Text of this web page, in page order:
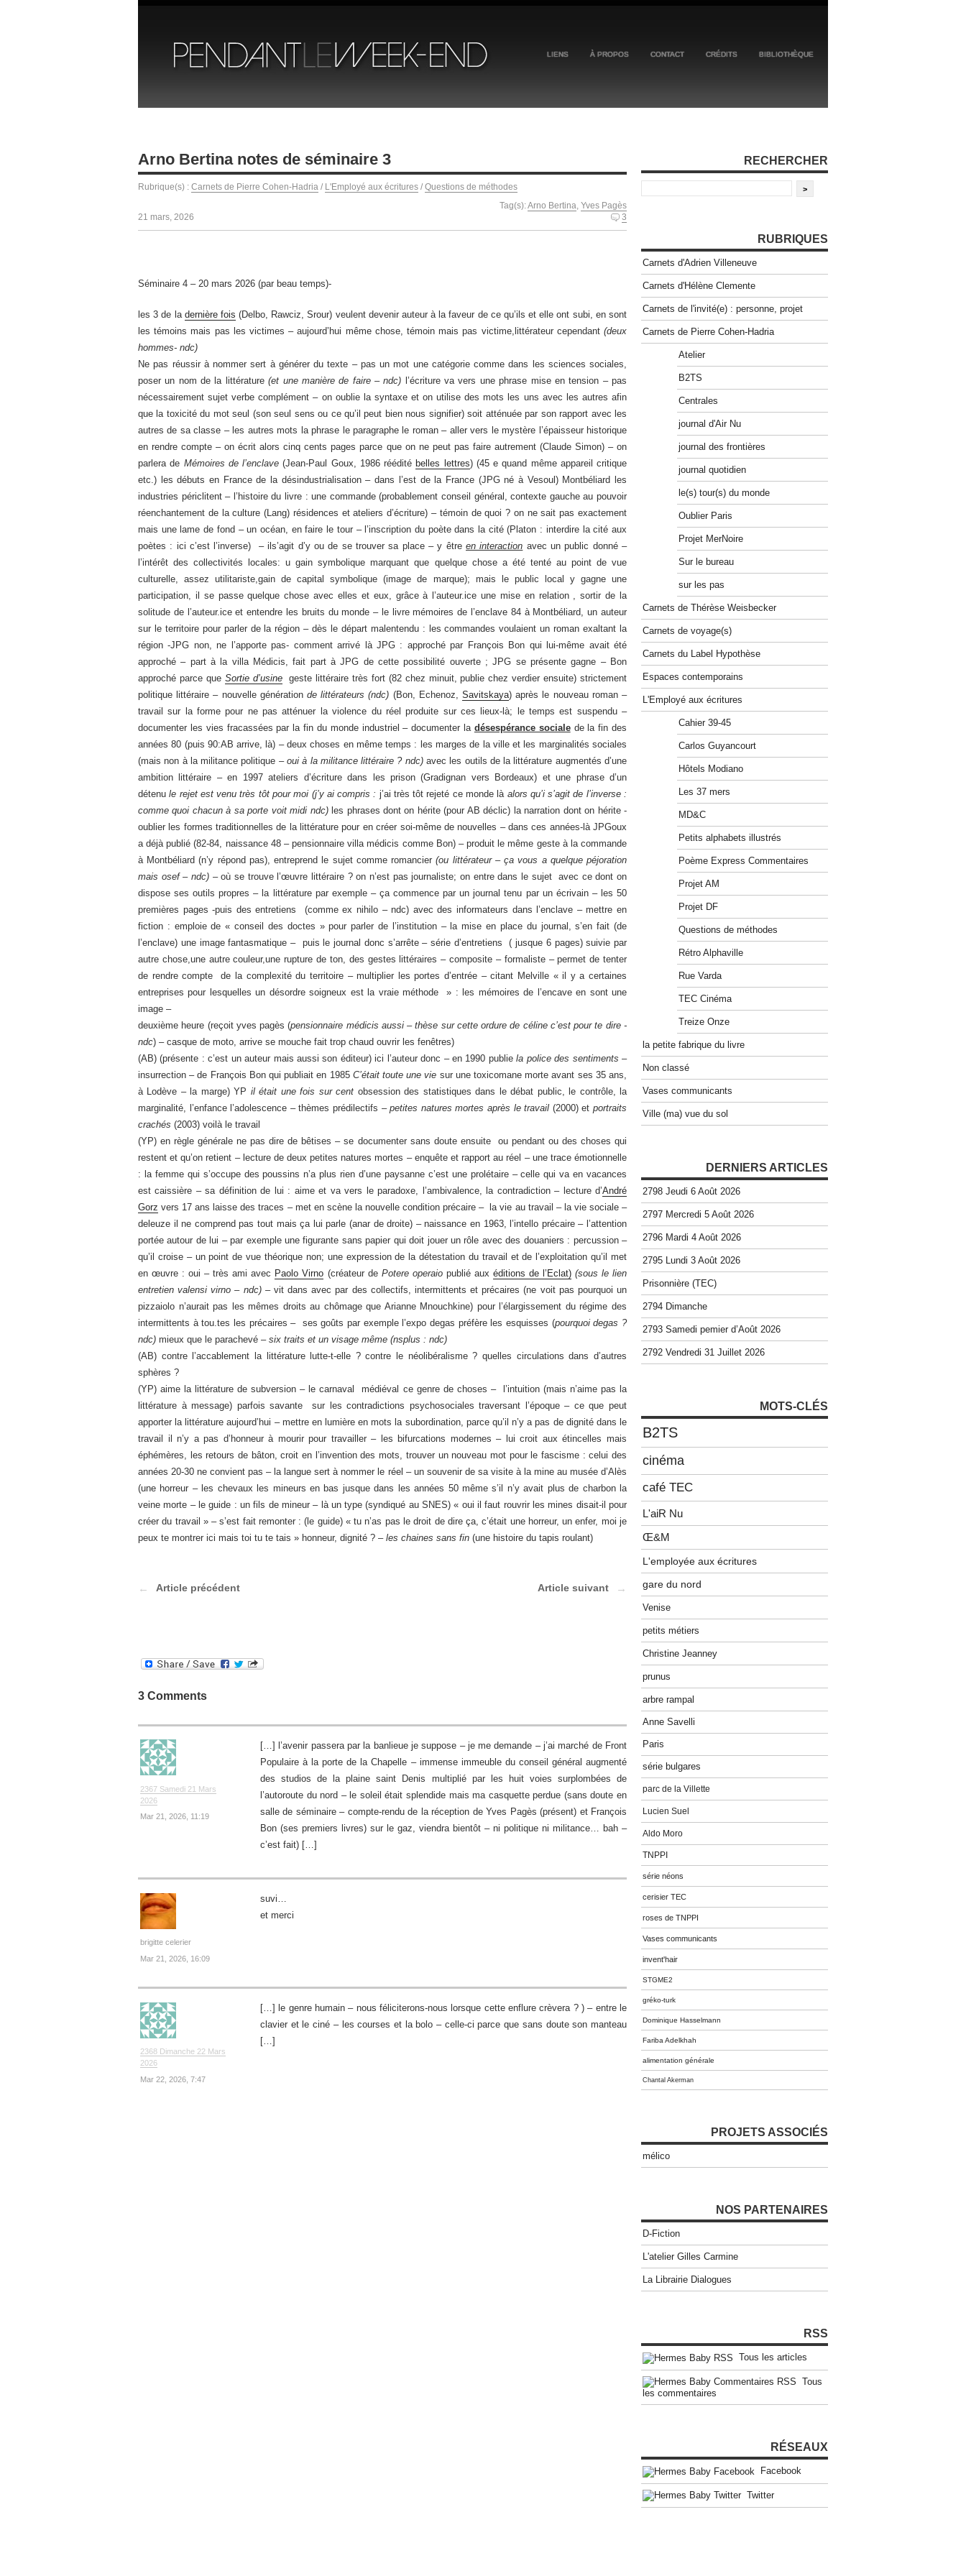
LIENS À PROPOS CONTACT CRÉDITS BIBLIOTHÈQUE
Arno Bertina notes de séminaire 3
Rubrique(s) : Carnets de Pierre Cohen-Hadria / L'Employé aux écritures / Questions de méthodes
Tag(s):Arno Bertina, Yves Pagès
21 mars, 2026
3
Séminaire 4 – 20 mars 2026 (par beau temps)-
les 3 de la dernière fois (Delbo, Rawciz, Srour) veulent devenir auteur à la faveur de ce qu’ils et elle ont subi, en sont
les témoins mais pas les victimes – aujourd’hui même chose, témoin mais pas victime,littérateur cependant (deux
hommes- ndc)
Ne pas réussir à nommer sert à générer du texte – pas un mot une catégorie comme dans les sciences sociales,
poser un nom de la littérature(et une manière de faire – ndc) l’écriture va vers une phrase mise en tension – pas
nécessairement sujet verbe complément – on oublie la syntaxe et on utilise des mots les uns avec les autres afin
que la toxicité du mot seul (son seul sens ou ce qu’il peut bien nous signifier) soit atténuée par son rapport avec les
autres de sa classe – les autres mots la phrase le paragraphe le roman – aller vers le mystère l’épaisseur historique
en rendre compte – on écrit alors cinq cents pages parce que on ne peut pas faire autrement (Claude Simon) – on
parlera de Mémoires de l’enclave (Jean-Paul Goux, 1986 réédité belles lettres) (45 e quand même appareil critique
etc.) les débuts en France de la désindustrialisation – dans l’est de la France (JPG né à Vesoul) Montbéliard les
industries périclitent – l’histoire du livre : une commande (probablement conseil général, contexte gauche au pouvoir
réenchantement de la culture (Lang) résidences et ateliers d’écriture) – témoin de quoi ? on ne sait pas exactement
mais une lame de fond – un océan, en faire le tour – l’inscription du poète dans la cité (Platon : interdire la cité aux
poètes : ici c’est l’inverse) – ils’agit d’y ou de se trouver sa place – y être en interaction avec un public donné –
l’intérêt des collectivités locales: u gain symbolique marquant que quelque chose a été tenté au point de vue
culturelle, assez utilitariste,gain de capital symbolique (image de marque); mais le public local y gagne une
participation, il se passe quelque chose avec elles et eux, grâce à l’auteur.ice une mise en relation , sortir de la
solitude de l’auteur.ice et entendre les bruits du monde – le livre mémoires de l’enclave 84 à Montbéliard, un auteur
sur le territoire pour parler de la région – dès le départ malentendu : les commandes voulaient un roman exaltant la
région -JPG non, ne l’apporte pas- comment arrivé là JPG : approché par François Bon qui lui-même avait été
approché – part à la villa Médicis, fait part à JPG de cette possibilité ouverte ; JPG se présente gagne – Bon
approché parce que Sortie d’usine
geste littéraire très fort (82 chez minuit, publie chez verdier ensuite) strictement
politique littéraire – nouvelle génération de littérateurs (ndc) (Bon, Echenoz,Savitskaya) après le nouveau roman –
travail sur la forme pour ne pas atténuer la violence du réel produite sur ces lieux-là; le temps est suspendu –
documenter les vies fracassées par la fin du monde industriel – documenter la désespérance socialede la fin des
années 80 (puis 90:AB arrive, là) – deux choses en même temps : les marges de la ville et les marginalités sociales
(mais non à la militance politique – oui à la militance littéraire ? ndc)avec les outils de la littérature augmentés d’une
ambition littéraire – en 1997 ateliers d’écriture dans les prison (Gradignan vers Bordeaux) et une phrase d’un
détenule rejet est venu très tôt pour moi (j’y ai compris : j’ai très tôt rejeté ce monde là alors qu’i s’agit de l’inverse :
comme quoi chacun à sa porte voit midi ndc) les phrases dont on hérite (pour AB déclic) la narration dont on hérite -
oublier les formes traditionnelles de la littérature pour en créer soi-même de nouvelles – dans ces années-là JPGoux
a déjà publié (82-84, naissance 48 – pensionnaire villa médicis comme Bon) – produit le même geste à la commande
à Montbéliard (n’y répond pas), entreprend le sujet comme romancier(ou littérateur – ça vous a quelque péjoration
mais osef – ndc) – où se trouve l’œuvre littéraire ? on n’est pas journaliste; on entre dans le sujet avec ce dont on
dispose ses outils propres – la littérature par exemple – ça commence par un journal tenu par un écrivain – les 50
premières pages -puis des entretiens (comme ex nihilo – ndc) avec des informateurs dans l’enclave – mettre en
fiction : emploie de « conseil des doctes » pour parler de l’institution – la mise en place du journal, s’en fait (de
l’enclave) une image fantasmatique – puis le journal donc s’arrête – série d’entretiens ( jusque 6 pages) suivie par
autre chose,une autre couleur,une rupture de ton, des gestes littéraires – composite – formaliste – permet de tenter
de rendre compte de la complexité du territoire – multiplier les portes d’entrée – citant Melville « il y a certaines
entreprises pour lesquelles un désordre soigneux est la vraie méthode » : les mémoires de l’encave en sont une
image –
deuxième heure (reçoit yves pagès (pensionnaire médicis aussi – thèse sur cette ordure de céline c’est pour te dire -
ndc) – casque de moto, arrive se mouche fait trop chaud ouvrir les fenêtres)
(AB) (présente : c’est un auteur mais aussi son éditeur) ici l’auteur donc – en 1990 publiela police des sentiments –
insurrection – de François Bon qui publiait en 1985 C’était toute une vie sur une toxicomane morte avant ses 35 ans,
à Lodève – la marge) YP il était une fois sur cent obsession des statistiques dans le débat public, le contrôle, la
marginalité, l’enfance l’adolescence – thèmes prédilectifs –petites natures mortes après le travail (2000) etportraits
crachés (2003) voilà le travail
(YP) en règle générale ne pas dire de bêtises – se documenter sans doute ensuite ou pendant ou des choses qui
restent et qu’on retient – lecture de deux petites natures mortes – enquête et rapport au réel – une trace émotionnelle
: la femme qui s’occupe des poussins n’a plus rien d’une paysanne c’est une prolétaire – celle qui va en vacances
est caissière – sa définition de lui : aime et va vers le paradoxe, l’ambivalence, la contradiction – lecture d’André
Gorz vers 17 ans laisse des traces – met en scène la nouvelle condition précaire – la vie au travail – la vie sociale –
deleuze il ne comprend pas tout mais ça lui parle (anar de droite) – naissance en 1963, l’intello précaire – l’attention
portée autour de lui – par exemple une figurante sans papier qui doit jouer un rôle avec des douaniers : percussion –
qu’il croise – un point de vue théorique non; une expression de la détestation du travail et de l’exploitation qu’il met
en œuvre : oui – très ami avec Paolo Virno (créateur de Potere operaio publié aux éditions de l’Eclat) (sous le lien
entretien valensi virno – ndc) – vit dans avec par des collectifs, intermittents et précaires (ne voit pas pourquoi un
pizzaiolo n’aurait pas les mêmes droits au chômage que Arianne Mnouchkine) pour l’élargissement du régime des
intermittents à tou.tes les précaires – ses goûts par exemple l’expo degas préfère les esquisses (pourquoi degas ?
ndc) mieux que le parachevé – six traits et un visage même (nsplus : ndc)
(AB) contre l’accablement la littérature lutte-t-elle ? contre le néolibéralisme ? quelles circulations dans d’autres
sphères ?
(YP) aime la littérature de subversion – le carnaval médiéval ce genre de choses – l’intuition (mais n’aime pas la
littérature à message) parfois savante sur les contradictions psychosociales traversant l’époque – ce que peut
apporter la littérature aujourd’hui – mettre en lumière en mots la subordination, parce qu’il n’y a pas de dignité dans le
travail il n’y a pas d’honneur à mourir pour travailler – les bifurcations modernes – lui croit aux étincelles mais
éphémères, les retours de bâton, croit en l’invention des mots, trouver un nouveau mot pour le fascisme : celui des
années 20-30 ne convient pas – la langue sert à nommer le réel – un souvenir de sa visite à la mine au musée d’Alès
(une horreur – les chevaux les mineurs en bas jusque dans les années 50 même s’il n’y avait plus de charbon la
veine morte – le guide : un fils de mineur – là un type (syndiqué au SNES) « oui il faut rouvrir les mines disait-il pour
créer du travail » – s’est fait remonter : (le guide) « tu n’as pas le droit de dire ça, c’était une horreur, un enfer, moi je
peux te montrer ici mais toi tu te tais » honneur, dignité ? –les chaines sans fin (une histoire du tapis roulant)
Article précédent Article suivant
3 Comments
2367 Samedi 21 Mars
2026
Mar 21, 2026, 11:19
[…] l’avenir passera par la banlieue je suppose – je me demande – j’ai marché de Front
Populaire à la porte de la Chapelle – immense immeuble du conseil général augmenté
des studios de la plaine saint Denis multiplié par les huit voies surplombées de
l’autoroute du nord – le soleil était splendide mais ma casquette perdue (sans doute en
salle de séminaire – compte-rendu de la réception de Yves Pagès (présent) et François
Bon (ses premiers livres) sur le gaz, viendra bientôt – ni politique ni militance… bah –
c’est fait) […]
brigitte celerier
Mar 21, 2026, 16:09
suvi…
et merci
2368 Dimanche 22 Mars
2026
Mar 22, 2026, 7:47
[…] le genre humain – nous féliciterons-nous lorsque cette enflure crèvera ? ) – entre le
clavier et le ciné – les courses et la bolo – celle-ci parce que sans doute son manteau
[…]
RECHERCHER
RUBRIQUES
Carnets d'Adrien Villeneuve
Carnets d'Hélène Clemente
Carnets de l'invité(e) : personne, projet
Carnets de Pierre Cohen-Hadria
Atelier
B2TS
Centrales
journal d'Air Nu
journal des frontières
journal quotidien
le(s) tour(s) du monde
Oublier Paris
Projet MerNoire
Sur le bureau
sur les pas
Carnets de Thérèse Weisbecker
Carnets de voyage(s)
Carnets du Label Hypothèse
Espaces contemporains
L'Employé aux écritures
Cahier 39-45
Carlos Guyancourt
Hôtels Modiano
Les 37 mers
MD&C
Petits alphabets illustrés
Poème Express Commentaires
Projet AM
Projet DF
Questions de méthodes
Rétro Alphaville
Rue Varda
TEC Cinéma
Treize Onze
la petite fabrique du livre
Non classé
Vases communicants
Ville (ma) vue du sol
DERNIERS ARTICLES
2798 Jeudi 6 Août 2026
2797 Mercredi 5 Août 2026
2796 Mardi 4 Août 2026
2795 Lundi 3 Août 2026
Prisonnière (TEC)
2794 Dimanche
2793 Samedi pemier d’Août 2026
2792 Vendredi 31 Juillet 2026
MOTS-CLÉS
B2TS
cinéma
café TEC
L'aiR Nu
Œ&M
L'employée aux écritures
gare du nord
Venise
petits métiers
Christine Jeanney
prunus
arbre rampal
Anne Savelli
Paris
série bulgares
parc de la Villette
Lucien Suel
Aldo Moro
TNPPI
série néons
cerisier TEC
roses de TNPPI
Vases communicants
invent'hair
STGME2
gréko-turk
Dominique Hasselmann
Fariba Adelkhah
alimentation générale
Chantal Akerman
PROJETS ASSOCIÉS
mélico
NOS PARTENAIRES
D-Fiction
L'atelier Gilles Carmine
La Librairie Dialogues
RSS
Tous les articles
Tous
les commentaires
RÉSEAUX
Facebook
Twitter